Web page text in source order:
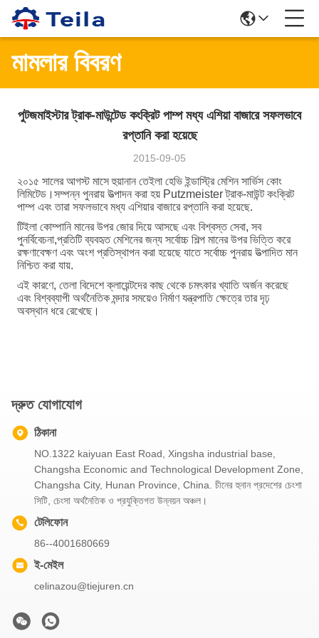
মামলার বিবরণ
পুটজমাইস্টার ট্রাক-মাউন্টেড কংক্রিট পাম্প মধ্য এশিয়া বাজারে সফলভাবে
রপ্তানি করা হয়েছে
2015-09-05
২০১৫ সালের আগস্ট মাসে হুয়ানান তেইলা হেভি ইন্ডাস্ট্রি মেশিন সার্ভিস কোং
লিমিটেড।সম্পন্ন পুনরায় উত্পাদন করা হয় Putzmeister ট্রাক-মাউন্ট কংক্রিট
পাম্প এবং তারা সফলভাবে মধ্য এশিয়ার বাজারে রপ্তানি করা হয়েছে.
টিইলা কোম্পানি মানের উপর জোর দিয়ে আসছে এবং বিশ্বস্ত সেবা, সব
পুনর্বিবেচনা,প্রতিটি ব্যবহৃত মেশিনের জন্য সর্বোচ্চ শিল্প মানের উপর ভিত্তি করে
রক্ষণাবেক্ষণ এবং অংশ প্রতিস্থাপন করা হয়েছে যাতে সর্বোচ্চ পুনরায় উত্পাদিত মান
নিশ্চিত করা যায়.
এই কারণে, তেলা বিদেশে ক্লায়েন্টদের কাছ থেকে চমৎকার খ্যাতি অর্জন করেছে
এবং বিশ্বব্যাপী অর্থনৈতিক মন্দার সময়েও নির্মাণ যন্ত্রপাতি ক্ষেত্রে তার দৃঢ়
অবস্থান ধরে রেখেছে।
দ্রুত যোগাযোগ
ঠিকানা
NO.1322 kaiyuan East Road, Xingsha industrial base,
Changsha Economic and Technological Development Zone,
Changsha City, Hunan Province, China. চীনের হুনান প্রদেশের চেংশা
সিটি, চেংসা অর্থনৈতিক ও প্রযুক্তিগত উন্নয়ন অঞ্চল।
টেলিফোন
86--4001680669
ই-মেইল
celinazou@tiejuren.cn